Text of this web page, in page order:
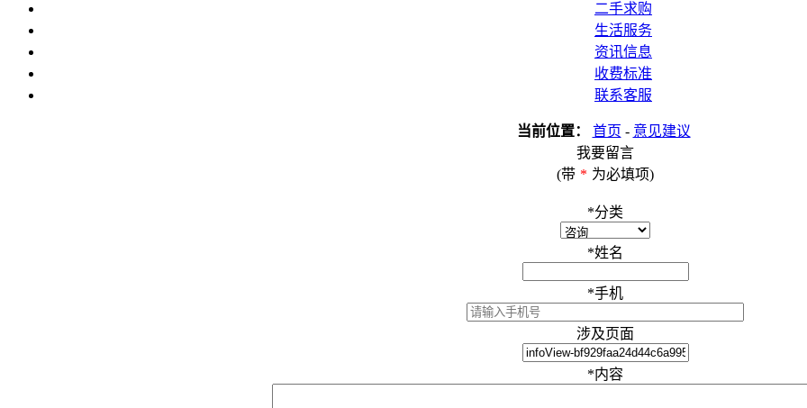
二手求购
生活服务
资讯信息
收费标准
联系客服
当前位置： 首页 - 意见建议
我要留言
(带 * 为必填项)
*分类
*姓名
*手机
涉及页面
*内容